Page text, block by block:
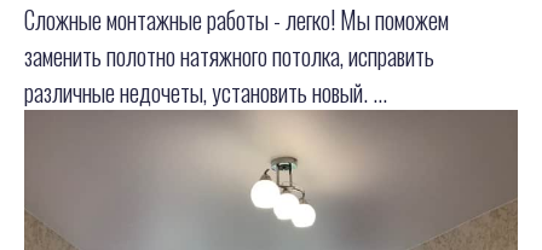
Сложные монтажные работы - легко! Мы поможем
заменить полотно натяжного потолка, исправить
различные недочеты, установить новый. ...